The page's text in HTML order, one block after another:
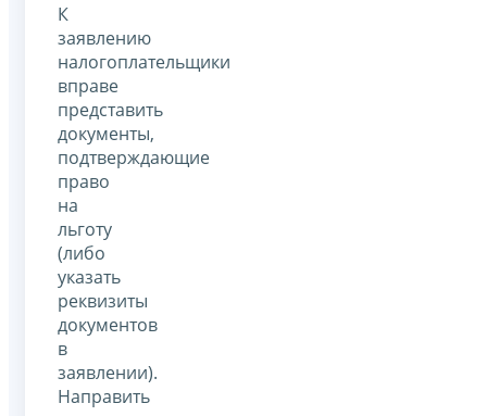
К
заявлению
налогоплательщики
вправе
представить
документы,
подтверждающие
право
на
льготу
(либо
указать
реквизиты
документов
в
заявлении).
Направить